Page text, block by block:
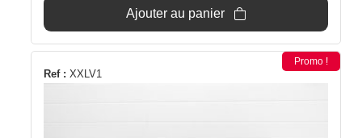
est :
Ajouter au panier
Ref : XXLV1
Promo !